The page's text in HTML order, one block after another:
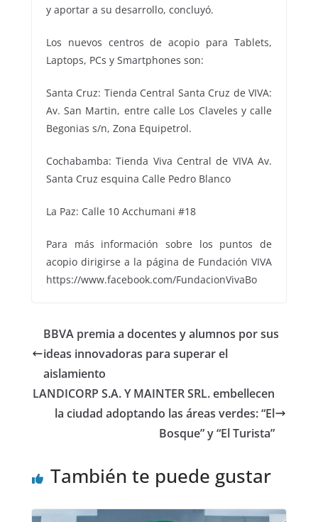
y aportar a su desarrollo, concluyó.
Los nuevos centros de acopio para Tablets,
Laptops, PCs y Smartphones son:
Santa Cruz: Tienda Central Santa Cruz de VIVA:
Av. San Martin, entre calle Los Claveles y calle
Begonias s/n, Zona Equipetrol.
Cochabamba: Tienda Viva Central de VIVA Av.
Santa Cruz esquina Calle Pedro Blanco
La Paz: Calle 10 Acchumani #18
Para más información sobre los puntos de
acopio dirigirse a la página de Fundación VIVA
https://www.facebook.com/FundacionVivaBo
BBVA premia a docentes y alumnos por sus
ideas innovadoras para superar el
aislamiento
LANDICORP S.A. Y MAINTER SRL. embellecen
la ciudad adoptando las áreas verdes: “El
Bosque” y “El Turista”
También te puede gustar